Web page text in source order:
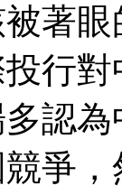
著
行
認
爭